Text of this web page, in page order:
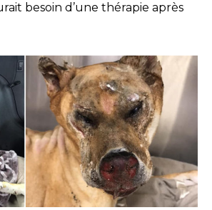
besoin d’une thérapie après